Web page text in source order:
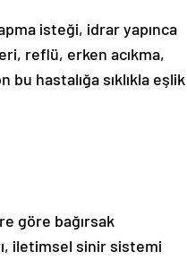
isteği, idrar yapınca
reflü, erken acıkma,
hastalığa sıklıkla eşlik
göre bağırsak
iletimsel sinir sistemi